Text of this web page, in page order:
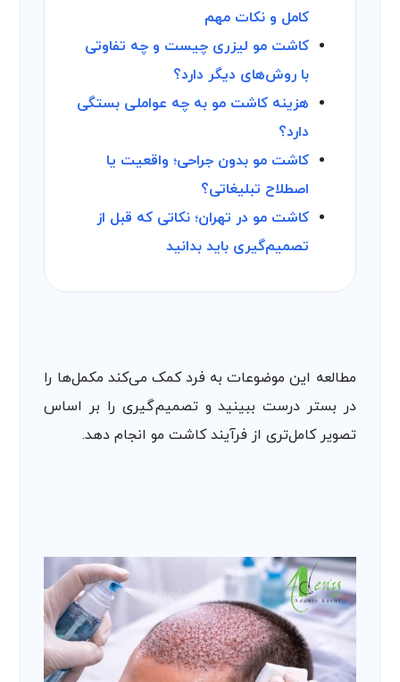
کامل و نکات مهم
کاشت مو لیزری چیست و چه تفاوتی
با روش‌های دیگر دارد؟
هزینه کاشت مو به چه عواملی بستگی
دارد؟
کاشت مو بدون جراحی؛ واقعیت یا
اصطلاح تبلیغاتی؟
کاشت مو در تهران؛ نکاتی که قبل از
تصمیم‌گیری باید بدانید
مطالعه این موضوعات به فرد کمک می‌کند مکمل‌ها را
در بستر درست ببینید و تصمیم‌گیری را بر اساس
تصویر کامل‌تری از فرآیند کاشت مو انجام دهد.